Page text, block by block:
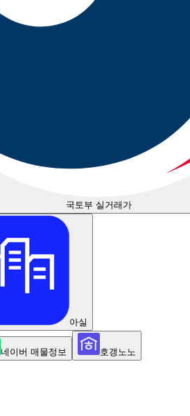
국토부 실거래가
아실
네이버 매물정보
호갱노노